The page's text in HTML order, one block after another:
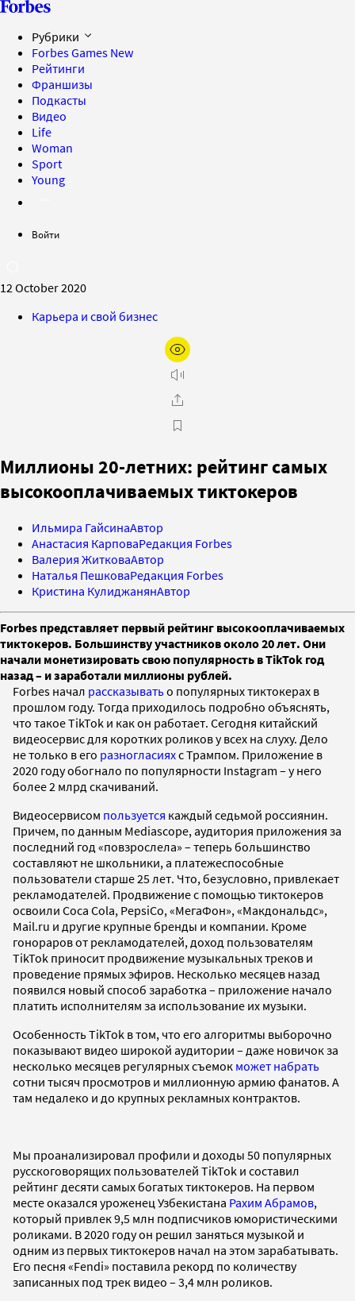
Рубрики
Forbes Games New
Рейтинги
Франшизы
Подкасты
Видео
Life
Woman
Sport
Young
Войти
12 October 2020
Карьера и свой бизнес
Миллионы 20-летних: рейтинг самых
высокооплачиваемых тиктокеров
Ильмира ГайсинаАвтор
Анастасия КарповаРедакция Forbes
Валерия ЖитковаАвтор
Наталья ПешковаРедакция Forbes
Кристина КулиджанянАвтор
Forbes представляет первый рейтинг высокооплачиваемых
тиктокеров. Большинству участников около 20 лет. Они
начали монетизировать свою популярность в TikTok год
назад – и заработали миллионы рублей.
Forbes начал рассказыватьо популярных тиктокерах в
прошлом году. Тогда приходилось подробно объяснять,
что такое TikTok и как он работает. Сегодня китайский
видеосервис для коротких роликов у всех на слуху. Дело
не только в его разногласияхс Трампом. Приложение в
2020 году обогнало по популярности Instagram – у него
более 2 млрд скачиваний.
Видеосервисом пользуется каждый седьмой россиянин.
Причем, по данным Mediascope, аудитория приложения за
последний год «повзрослела» – теперь большинство
составляют не школьники, а платежеспособные
пользователи старше 25 лет. Что, безусловно, привлекает
рекламодателей. Продвижение с помощью тиктокеров
освоили Coca Cola, PepsiCo, «МегаФон», «Макдональдс»,
Mail.ru и другие крупные бренды и компании. Кроме
гонораров от рекламодателей, доход пользователям
TikTok приносит продвижение музыкальных треков и
проведение прямых эфиров. Несколько месяцев назад
появился новый способ заработка – приложение начало
платить исполнителям за использование их музыки.
Особенность TikTok в том, что его алгоритмы выборочно
показывают видео широкой аудитории – даже новичок за
несколько месяцев регулярных съемок может набрать
сотни тысяч просмотров и миллионную армию фанатов. А
там недалеко и до крупных рекламных контрактов.
Мы проанализировал профили и доходы 50 популярных
русскоговорящих пользователей TikTok и составил
рейтинг десяти самых богатых тиктокеров. На первом
месте оказался уроженец Узбекистана Рахим Абрамов,
который привлек 9,5 млн подписчиков юмористическими
роликами. В 2020 году он решил заняться музыкой и
одним из первых тиктокеров начал на этом зарабатывать.
Его песня «Fendi» поставила рекорд по количеству
записанных под трек видео – 3,4 млн роликов.